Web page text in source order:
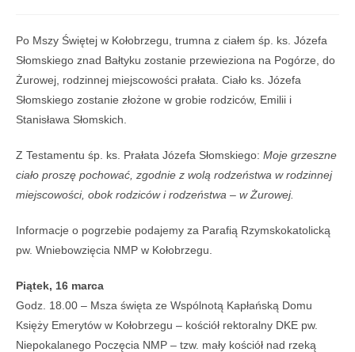
Po Mszy Świętej w Kołobrzegu, trumna z ciałem śp. ks. Józefa
Słomskiego znad Bałtyku zostanie przewieziona na Pogórze, do
Żurowej, rodzinnej miejscowości prałata. Ciało ks. Józefa
Słomskiego zostanie złożone w grobie rodziców, Emilii i
Stanisława Słomskich.
Z Testamentu śp. ks. Prałata Józefa Słomskiego: Moje grzeszne
ciało proszę pochować, zgodnie z wolą rodzeństwa w rodzinnej
miejscowości, obok rodziców i rodzeństwa – w Żurowej.
Informacje o pogrzebie podajemy za Parafią Rzymskokatolicką
pw. Wniebowzięcia NMP w Kołobrzegu.
Piątek, 16 marca
Godz. 18.00 – Msza święta ze Wspólnotą Kapłańską Domu
Księży Emerytów w Kołobrzegu – kościół rektoralny DKE pw.
Niepokalanego Poczęcia NMP – tzw. mały kościół nad rzeką